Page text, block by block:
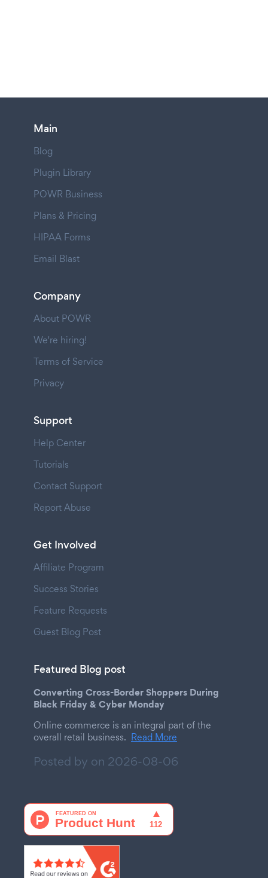
Main
Blog
Plugin Library
POWR Business
Plans & Pricing
HIPAA Forms
Email Blast
Company
About POWR
We're hiring!
Terms of Service
Privacy
Support
Help Center
Tutorials
Contact Support
Report Abuse
Get Involved
Affiliate Program
Success Stories
Feature Requests
Guest Blog Post
Featured Blog post
Converting Cross-Border Shoppers During
Black Friday & Cyber Monday
Online commerce is an integral part of the
overall retail business. Read More
Posted by on 2026-08-06